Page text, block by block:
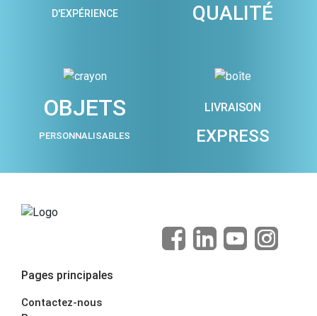
D'EXPÉRIENCE QUALITÉ
OBJETS
PERSONNALISABLES
LIVRAISON
EXPRESS
Pages principales
Contactez-nous